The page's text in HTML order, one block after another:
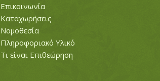
Επικοινωνία
Καταχωρήσεις
Νομοθεσία
Πληροφοριακό Υλικό
Τι είναι Επιθεώρηση